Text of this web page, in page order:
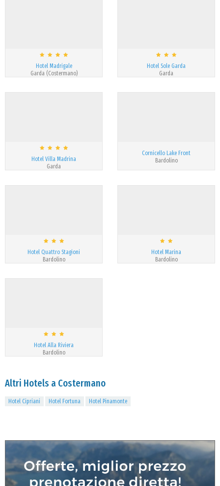
Hotel Madrigale
Garda (Costermano)
Hotel Sole Garda
Garda
Hotel Villa Madrina
Garda
Cornicello Lake Front
Bardolino
Hotel Quattro Stagioni
Bardolino
Hotel Marina
Bardolino
Hotel Alla Riviera
Bardolino
Altri Hotels a Costermano
Hotel Cipriani Hotel Fortuna Hotel Pinamonte